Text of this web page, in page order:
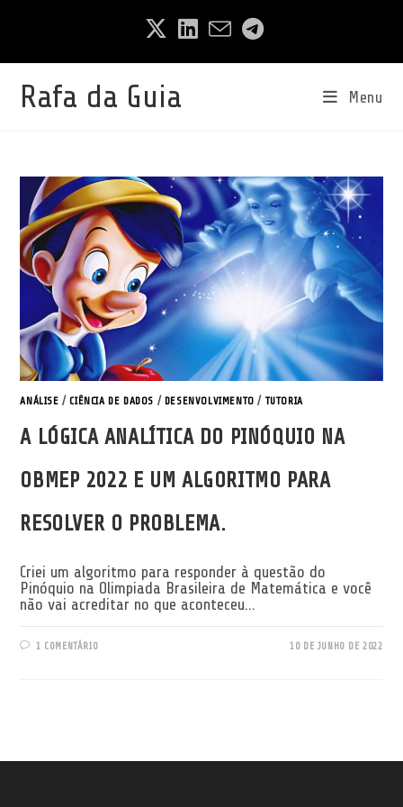
Rafa da Guia Menu
ANÁLISE /CIÊNCIA DE DADOS / DESENVOLVIMENTO / TUTORIA
A LÓGICA ANALÍTICA DO PINÓQUIO NA
OBMEP 2022 E UM ALGORITMO PARA
RESOLVER O PROBLEMA.
Criei um algoritmo para responder à questão do
Pinóquio na Olimpiada Brasileira de Matemática e você
não vai acreditar no que aconteceu...
1 COMENTÁRIO 10 DE JUNHO DE 2022